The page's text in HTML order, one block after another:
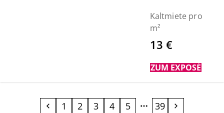
Kaltmiete pro
m²
13 €
ZUM EXPOSÉ
1 2 3 4 5 39